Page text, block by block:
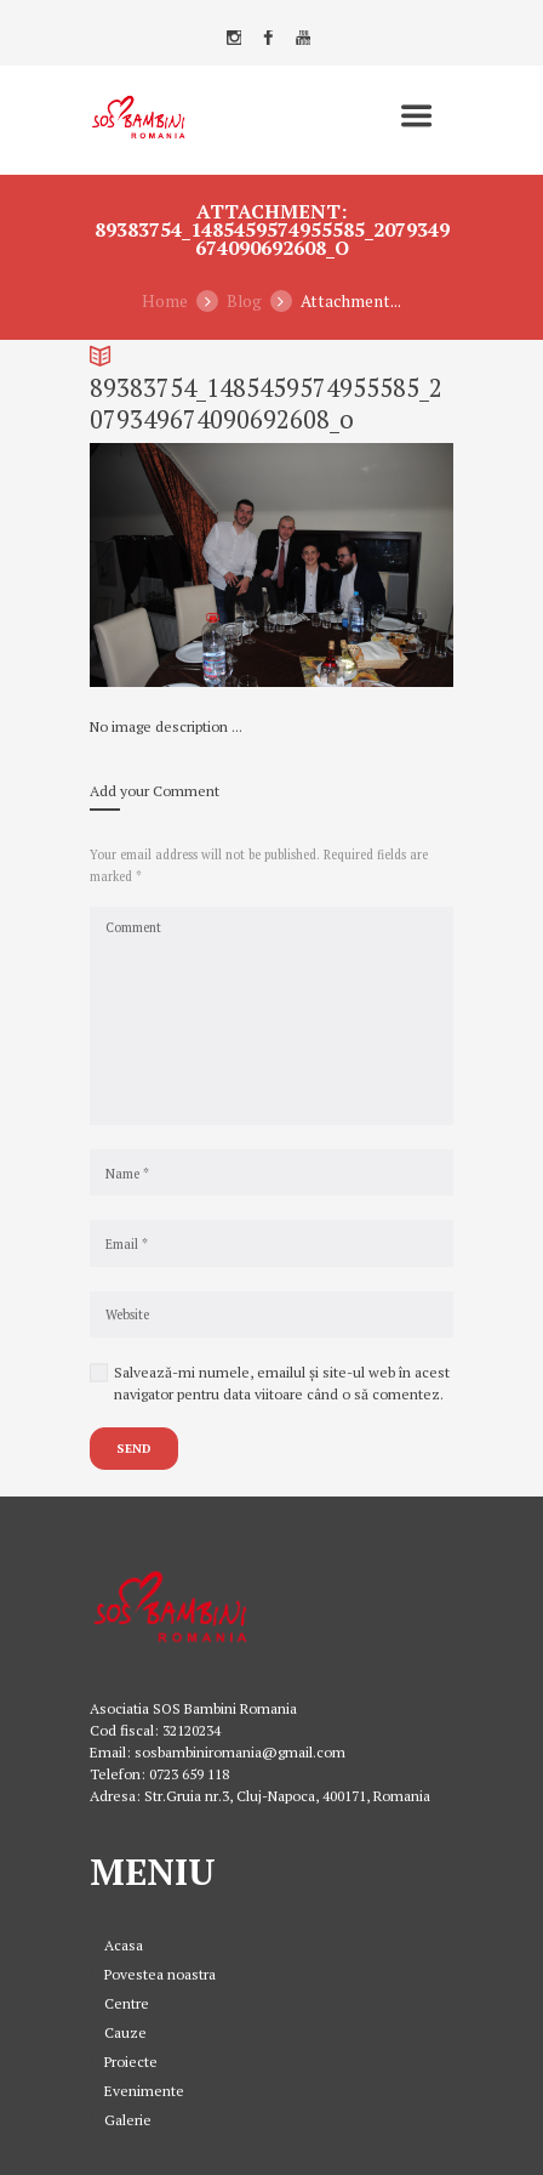
ATTACHMENT:
89383754_1485459574955585_2079349
674090692608_O
Home Blog Attachment...
89383754_1485459574955585_2
079349674090692608_o
No image description ...
Add your Comment
Your email address will not be published. Required fields are
marked *
Salvează-mi numele, emailul și site-ul web în acest
navigator pentru data viitoare când o să comentez.
Asociatia SOS Bambini Romania
Cod fiscal: 32120234
Email: sosbambiniromania@gmail.com
Telefon: 0723 659 118
Adresa: Str.Gruia nr.3, Cluj-Napoca, 400171, Romania
MENIU
Acasa
Povestea noastra
Centre
Cauze
Proiecte
Evenimente
Galerie